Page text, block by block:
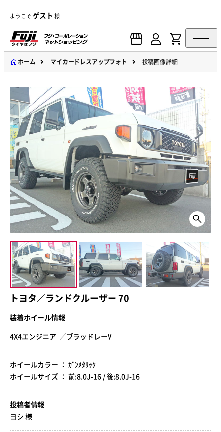
ようこそゲスト 様
ホーム マイカードレスアップフォト 投稿画像詳細
トヨタ／ランドクルーザー 70
装着ホイール情報
4X4エンジニア ／ブラッドレーV
ホイールカラー ： ｶﾞﾝﾒﾀﾘｯｸ
ホイールサイズ ： 前:8.0J-16 / 後:8.0J-16
投稿者情報
ヨシ 様